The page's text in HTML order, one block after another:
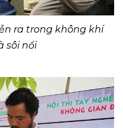
ra trong không khí
sôi nổi